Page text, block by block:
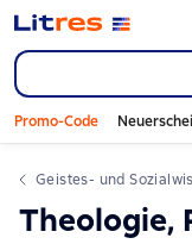
Promo-Code
Geistes- und